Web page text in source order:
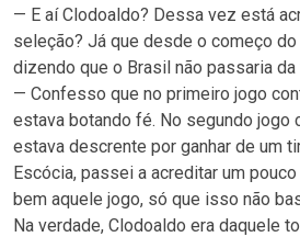
— E aí Clodoaldo? Dessa vez está
seleção? Já que desde o começo
dizendo que o Brasil não passaria
— Confesso que no primeiro jogo
estava botando fé. No segundo jogo
estava descrente por ganhar de um
Escócia, passei a acreditar um
bem aquele jogo, só que isso não
Na verdade, Clodoaldo era daquele